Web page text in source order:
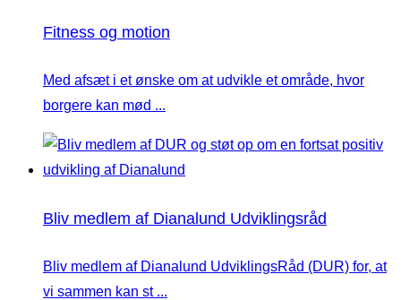
Fitness og motion
Med afsæt i et ønske om at udvikle et område, hvor
borgere kan mød ...
Bliv medlem af Dianalund Udviklingsråd
Bliv medlem af Dianalund UdviklingsRåd (DUR) for, at
vi sammen kan st ...